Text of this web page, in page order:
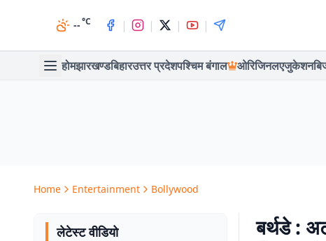
--°C | | | |
होमझारखण्डबिहारउत्तर प्रदेशपश्चिम बंगाल ओरिजिनलएजुकेशन
Home Entertainment Bollywood
लेटेस्ट वीडियो
बर्थडे :